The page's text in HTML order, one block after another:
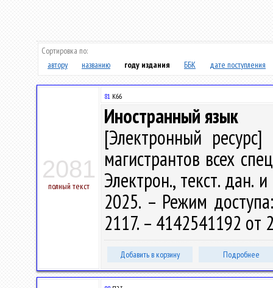
Сортировка по:
автору
названию году издания ББК дате поступления
2081
полный текст
81 К66
Иностранный язык
[Электронный
магистрантов всех
Электрон., текст. дан.
2025. – Режим
2117. – 4142541192 от
Добавить в корзину Подробнее